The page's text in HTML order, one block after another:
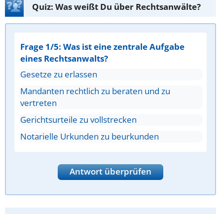
Quiz: Was weißt Du über Rechtsanwälte?
Frage 1/5: Was ist eine zentrale Aufgabe
eines Rechtsanwalts?
Gesetze zu erlassen
Mandanten rechtlich zu beraten und zu
vertreten
Gerichtsurteile zu vollstrecken
Notarielle Urkunden zu beurkunden
Antwort überprüfen